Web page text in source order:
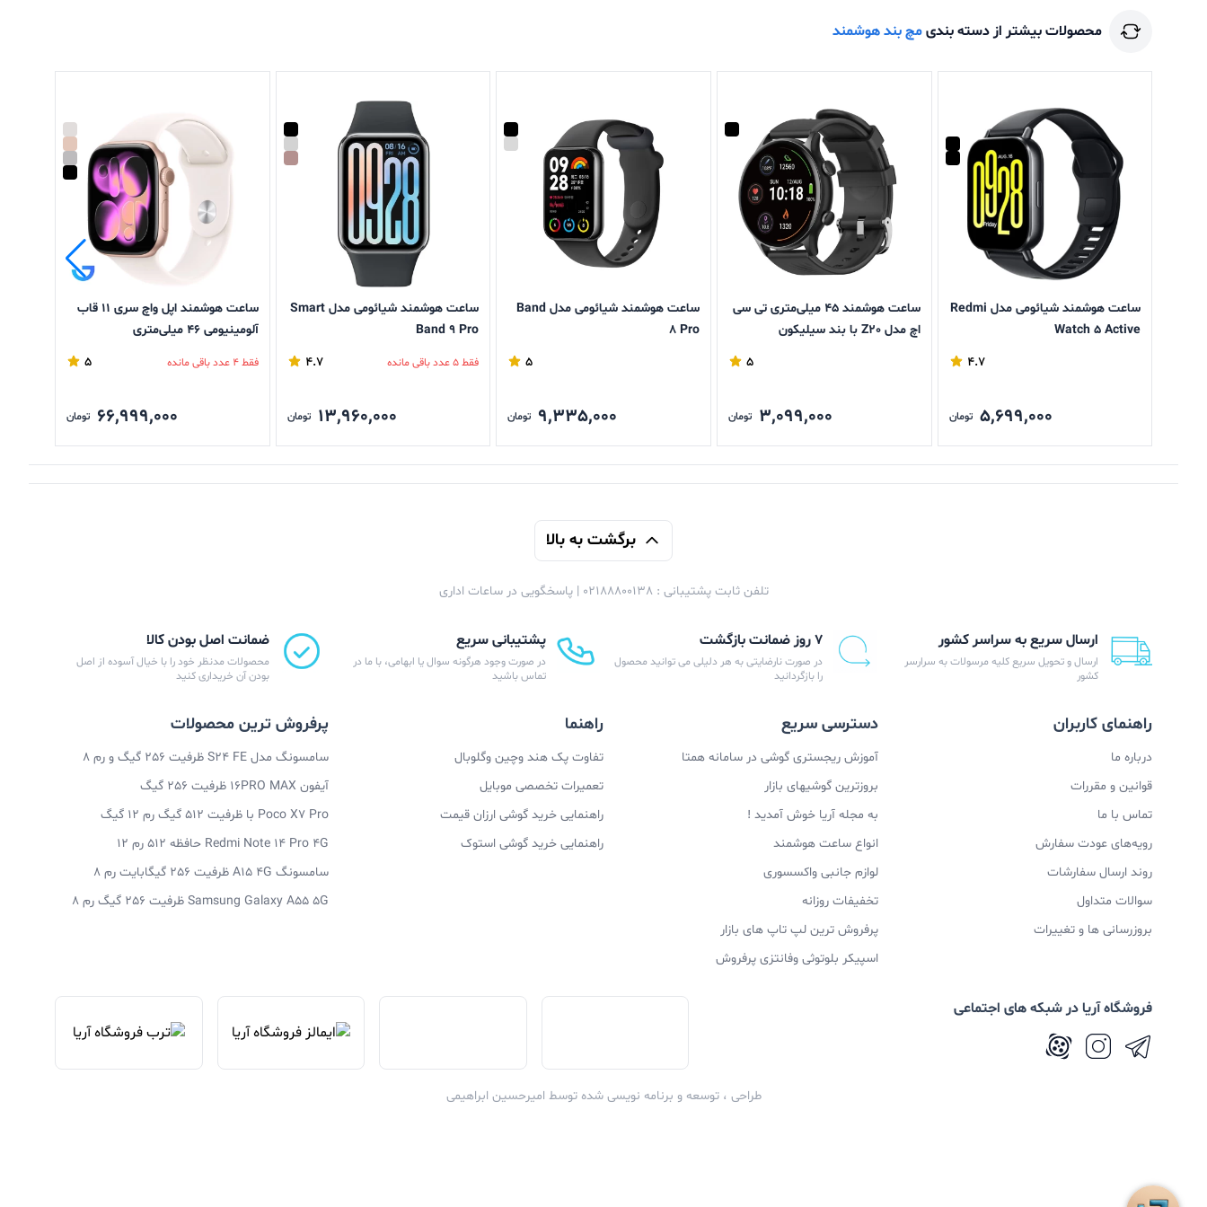
محصولات بیشتر از دسته بندیمچ بند هوشمند
ساعت هوشمند شیائومی مدل Redmi
Watch 5 Active
4.7
5,699,000 تومان
ساعت هوشمند 45 میلی‌متری تی سی
اچ مدل Z20 با بند سیلیکون
5
3,099,000 تومان
ساعت هوشمند شیائومی مدل Band
8 Pro
5
9,335,000 تومان
ساعت هوشمند شیائومی مدل Smart
Band 9 Pro
فقط 5 عدد باقی مانده 4.7
13,960,000 تومان
ساعت هوشمند اپل واچ سری ۱۱ قاب
آلومینیومی 46 میلی‌متری
فقط 4 عدد باقی مانده 5
66,999,000 تومان
برگشت به بالا
تلفن ثابت پشتیبانی : 02188800138 | پاسخگویی در ساعات اداری
ارسال سریع به سراسر کشور
ارسال و تحویل سریع کلیه مرسولات به سرارسر
کشور
۷ روز ضمانت بازگشت
در صورت نارضایتی به هر دلیلی می توانید محصول
را بازگردانید
پشتیبانی سریع
در صورت وجود هرگونه سوال یا ابهامی، با ما در
تماس باشید
ضمانت اصل بودن کالا
محصولات مدنظر خود را با خیال آسوده از اصل
بودن آن خریداری کنید
راهنمای کاربران
درباره ما
قوانین و مقررات
تماس با ما
رویه‌های عودت سفارش
روند ارسال سفارشات
سوالات متداول
بروزرسانی ها و تغییرات
دسترسی سریع
آموزش ریجستری گوشی در سامانه همتا
بروزترین گوشیهای بازار
به مجله آریا خوش آمدید !
انواع ساعت هوشمند
لوازم جانبی واکسسوری
تخفیفات روزانه
پرفروش ترین لپ تاپ های بازار
اسپیکر بلوتوثی وفانتزی پرفروش
راهنما
تفاوت پک هند وچین وگلوبال
تعمیرات تخصصی موبایل
راهنمایی خرید گوشی ارزان قیمت
راهنمایی خرید گوشی استوک
پرفروش ترین محصولات
سامسونگ مدل S24 FE ظرفیت 256 گیگ و رم 8
آیفون 16PRO MAX ظرفیت 256 گیگ
Poco X7 Pro با ظرفیت 512 گیگ رم 12 گیگ
Redmi Note 14 Pro 4G حافظه 512 رم 12
سامسونگ A15 4G ظرفیت 256 گیگابایت رم 8
Samsung Galaxy A55 5G ظرفیت 256 گیگ رم 8
فروشگاه آریا در شبکه های اجتماعی
طراحی ، توسعه و برنامه نویسی شده توسط امیرحسین ابراهیمی